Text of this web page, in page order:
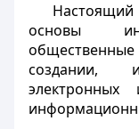
Настоящий
основы
создании,